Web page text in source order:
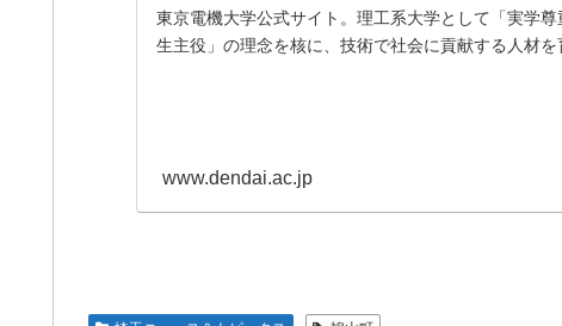
東京電機大学公式サイト。理工系大学として「実学
生主役」の理念を核に、技術で社会に貢献する人材を
www.dendai.ac.jp